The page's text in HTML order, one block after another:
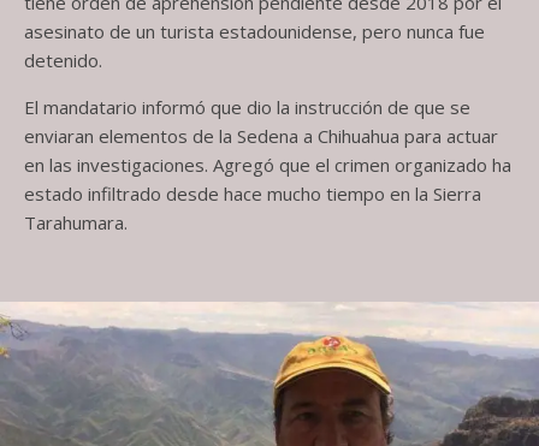
asesinato de un turista estadounidense, pero nunca fue
detenido.
El mandatario informó que dio la instrucción de que se
enviaran elementos de la Sedena a Chihuahua para actuar
en las investigaciones. Agregó que el crimen organizado ha
estado infiltrado desde hace mucho tiempo en la Sierra
Tarahumara.